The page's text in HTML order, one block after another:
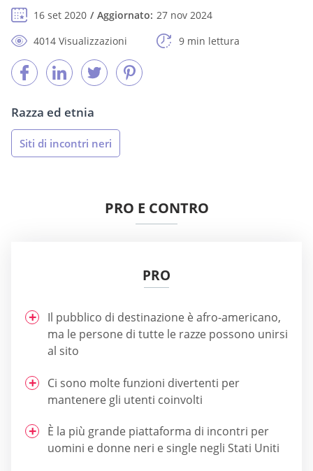
16 set 2020
Aggiornato: 27 nov 2024
4014 Visualizzazioni
9 min lettura
Razza ed etnia
Siti di incontri neri
PRO E CONTRO
PRO
Il pubblico di destinazione è afro-americano,
ma le persone di tutte le razze possono unirsi
al sito
Ci sono molte funzioni divertenti per
mantenere gli utenti coinvolti
È la più grande piattaforma di incontri per
uomini e donne neri e single negli Stati Uniti